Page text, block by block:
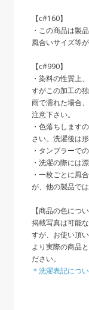
【c#160】
・この商品は製
風合いサイズ等
【c#990】
・染料の性質上
すがこの加工の
雨で濡れた場合
注意下さい。
・色落ちします
さい。洗濯後は
・タンブラーで
・洗濯の際には
・一枚ごとに風
が、他の製品で
【商品の色につい
掲載写真は可能
すが、お使い頂
より実際の商品
ださい。
＊洗濯表記につ